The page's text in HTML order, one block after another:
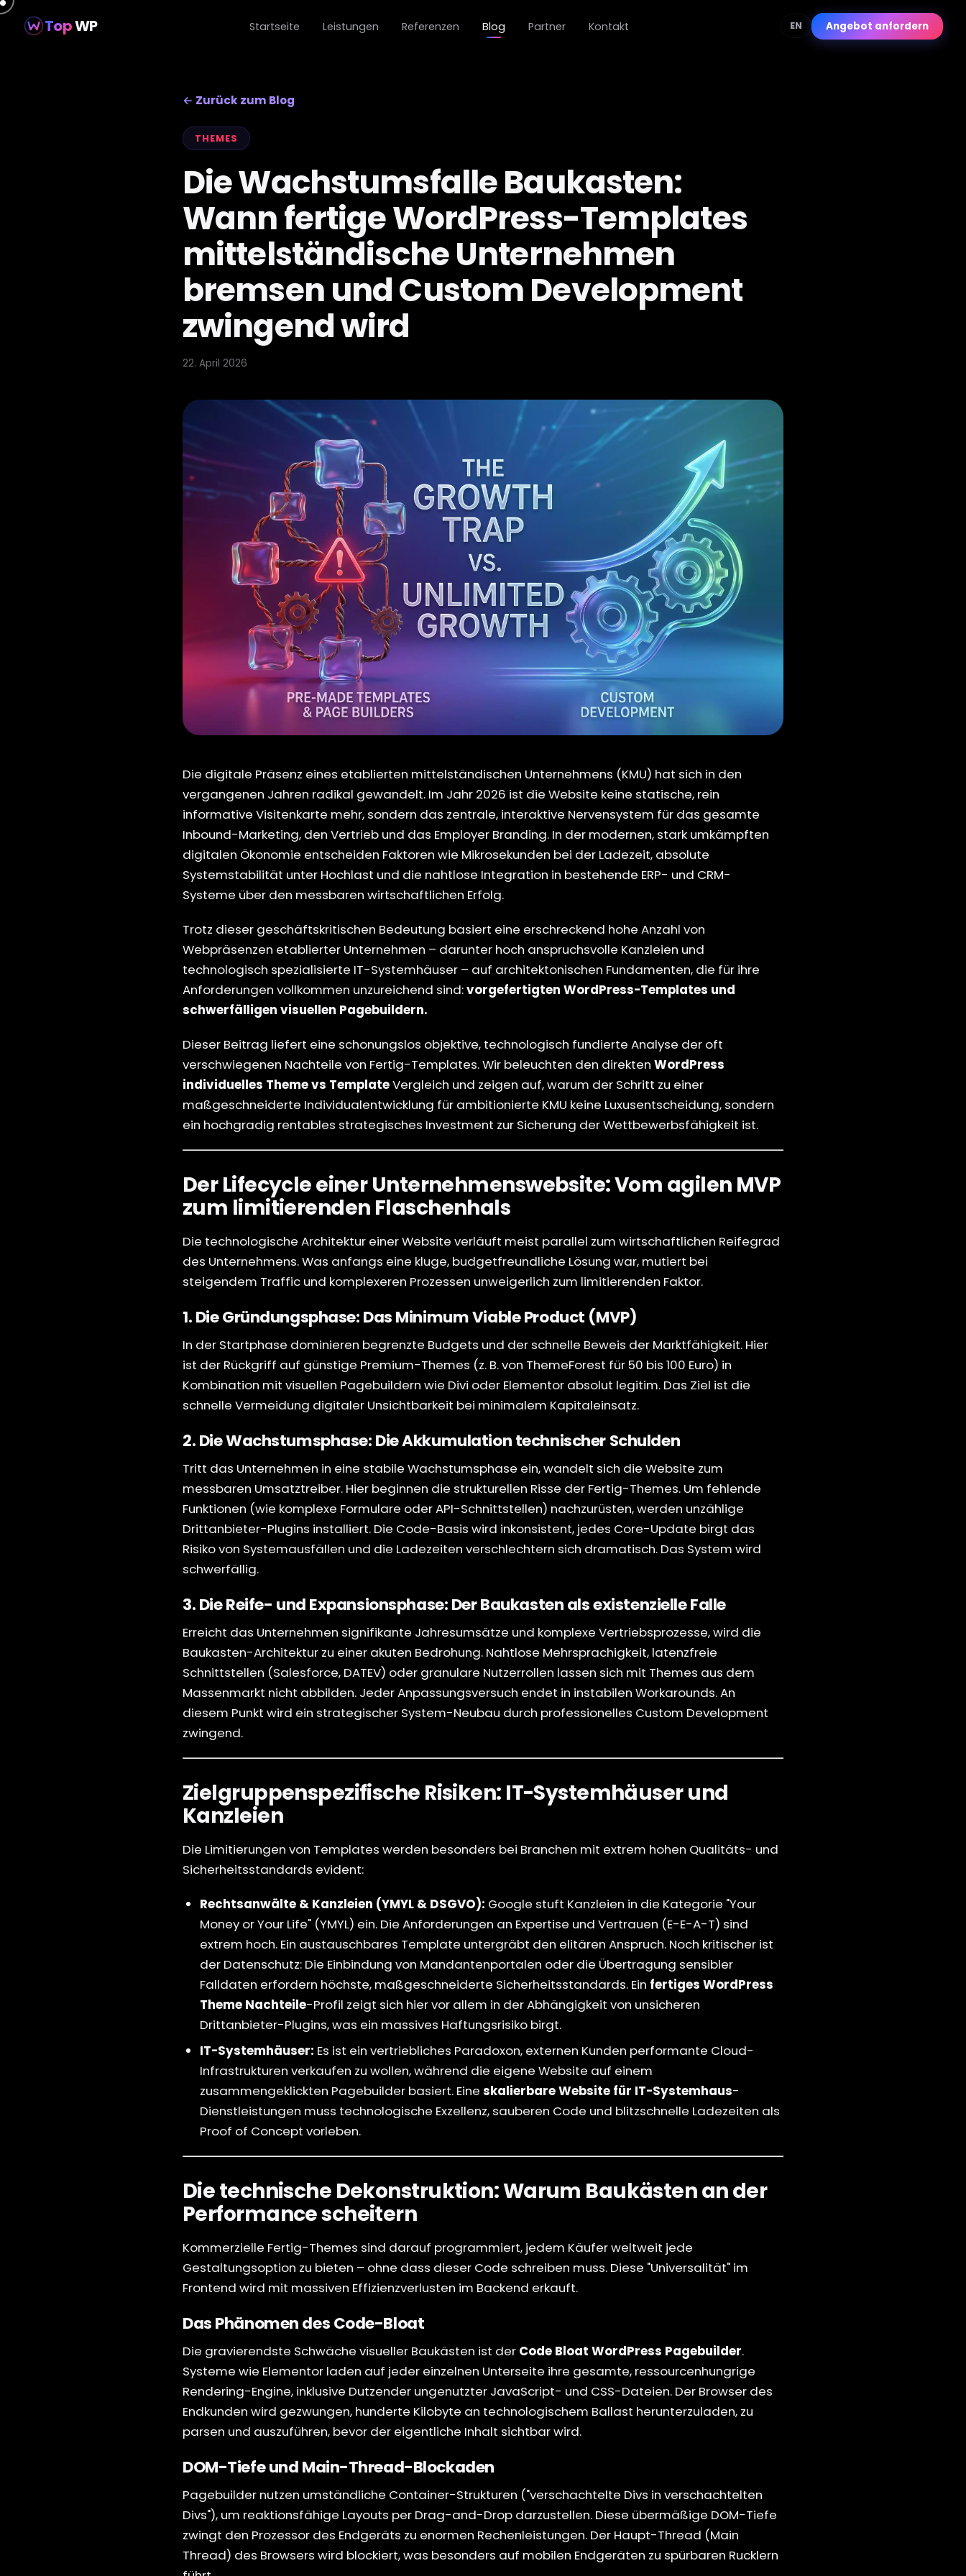
TopWP Startseite Leistungen Referenzen Blog Partner Kontakt EN Angebot anfordern
← Zurück zum Blog
THEMES
Die Wachstumsfalle Baukasten:
Wann fertige WordPress-Templates
mittelständische Unternehmen
bremsen und Custom Development
zwingend wird
22. April 2026
Die digitale Präsenz eines etablierten mittelständischen Unternehmens (KMU) hat sich in den
vergangenen Jahren radikal gewandelt. Im Jahr 2026 ist die Website keine statische, rein
informative Visitenkarte mehr, sondern das zentrale, interaktive Nervensystem für das gesamte
Inbound-Marketing, den Vertrieb und das Employer Branding. In der modernen, stark umkämpften
digitalen Ökonomie entscheiden Faktoren wie Mikrosekunden bei der Ladezeit, absolute
Systemstabilität unter Hochlast und die nahtlose Integration in bestehende ERP- und CRM-
Systeme über den messbaren wirtschaftlichen Erfolg.
Trotz dieser geschäftskritischen Bedeutung basiert eine erschreckend hohe Anzahl von
Webpräsenzen etablierter Unternehmen – darunter hoch anspruchsvolle Kanzleien und
technologisch spezialisierte IT-Systemhäuser – auf architektonischen Fundamenten, die für ihre
Anforderungen vollkommen unzureichend sind:vorgefertigten WordPress-Templates und
schwerfälligen visuellen Pagebuildern.
Dieser Beitrag liefert eine schonungslos objektive, technologisch fundierte Analyse der oft
verschwiegenen Nachteile von Fertig-Templates. Wir beleuchten den direkten WordPress
individuelles Theme vs TemplateVergleich und zeigen auf, warum der Schritt zu einer
maßgeschneiderte Individualentwicklung für ambitionierte KMU keine Luxusentscheidung, sondern
ein hochgradig rentables strategisches Investment zur Sicherung der Wettbewerbsfähigkeit ist.
Der Lifecycle einer Unternehmenswebsite: Vom agilen MVP
zum limitierenden Flaschenhals
Die technologische Architektur einer Website verläuft meist parallel zum wirtschaftlichen Reifegrad
des Unternehmens. Was anfangs eine kluge, budgetfreundliche Lösung war, mutiert bei
steigendem Traffic und komplexeren Prozessen unweigerlich zum limitierenden Faktor.
1. Die Gründungsphase: Das Minimum Viable Product (MVP)
In der Startphase dominieren begrenzte Budgets und der schnelle Beweis der Marktfähigkeit. Hier
ist der Rückgriff auf günstige Premium-Themes (z. B. von ThemeForest für 50 bis 100 Euro) in
Kombination mit visuellen Pagebuildern wie Divi oder Elementor absolut legitim. Das Ziel ist die
schnelle Vermeidung digitaler Unsichtbarkeit bei minimalem Kapitaleinsatz.
2. Die Wachstumsphase: Die Akkumulation technischer Schulden
Tritt das Unternehmen in eine stabile Wachstumsphase ein, wandelt sich die Website zum
messbaren Umsatztreiber. Hier beginnen die strukturellen Risse der Fertig-Themes. Um fehlende
Funktionen (wie komplexe Formulare oder API-Schnittstellen) nachzurüsten, werden unzählige
Drittanbieter-Plugins installiert. Die Code-Basis wird inkonsistent, jedes Core-Update birgt das
Risiko von Systemausfällen und die Ladezeiten verschlechtern sich dramatisch. Das System wird
schwerfällig.
3. Die Reife- und Expansionsphase: Der Baukasten als existenzielle Falle
Erreicht das Unternehmen signifikante Jahresumsätze und komplexe Vertriebsprozesse, wird die
Baukasten-Architektur zu einer akuten Bedrohung. Nahtlose Mehrsprachigkeit, latenzfreie
Schnittstellen (Salesforce, DATEV) oder granulare Nutzerrollen lassen sich mit Themes aus dem
Massenmarkt nicht abbilden. Jeder Anpassungsversuch endet in instabilen Workarounds. An
diesem Punkt wird ein strategischer System-Neubau durch professionelles Custom Development
zwingend.
Zielgruppenspezifische Risiken: IT-Systemhäuser und
Kanzleien
Die Limitierungen von Templates werden besonders bei Branchen mit extrem hohen Qualitäts- und
Sicherheitsstandards evident:
Rechtsanwälte & Kanzleien (YMYL & DSGVO): Google stuft Kanzleien in die Kategorie "Your
Money or Your Life" (YMYL) ein. Die Anforderungen an Expertise und Vertrauen (E-E-A-T) sind
extrem hoch. Ein austauschbares Template untergräbt den elitären Anspruch. Noch kritischer ist
der Datenschutz: Die Einbindung von Mandantenportalen oder die Übertragung sensibler
Falldaten erfordern höchste, maßgeschneiderte Sicherheitsstandards. Ein fertiges WordPress
Theme Nachteile-Profil zeigt sich hier vor allem in der Abhängigkeit von unsicheren
Drittanbieter-Plugins, was ein massives Haftungsrisiko birgt.
IT-Systemhäuser: Es ist ein vertriebliches Paradoxon, externen Kunden performante Cloud-
Infrastrukturen verkaufen zu wollen, während die eigene Website auf einem
zusammengeklickten Pagebuilder basiert. Eine skalierbare Website für IT-Systemhaus-
Dienstleistungen muss technologische Exzellenz, sauberen Code und blitzschnelle Ladezeiten als
Proof of Concept vorleben.
Die technische Dekonstruktion: Warum Baukästen an der
Performance scheitern
Kommerzielle Fertig-Themes sind darauf programmiert, jedem Käufer weltweit jede
Gestaltungsoption zu bieten – ohne dass dieser Code schreiben muss. Diese "Universalität" im
Frontend wird mit massiven Effizienzverlusten im Backend erkauft.
Das Phänomen des Code-Bloat
Die gravierendste Schwäche visueller Baukästen ist der Code Bloat WordPress Pagebuilder.
Systeme wie Elementor laden auf jeder einzelnen Unterseite ihre gesamte, ressourcenhungrige
Rendering-Engine, inklusive Dutzender ungenutzter JavaScript- und CSS-Dateien. Der Browser des
Endkunden wird gezwungen, hunderte Kilobyte an technologischem Ballast herunterzuladen, zu
parsen und auszuführen, bevor der eigentliche Inhalt sichtbar wird.
DOM-Tiefe und Main-Thread-Blockaden
Pagebuilder nutzen umständliche Container-Strukturen ("verschachtelte Divs in verschachtelten
Divs"), um reaktionsfähige Layouts per Drag-and-Drop darzustellen. Diese übermäßige DOM-Tiefe
zwingt den Prozessor des Endgeräts zu enormen Rechenleistungen. Der Haupt-Thread (Main
Thread) des Browsers wird blockiert, was besonders auf mobilen Endgeräten zu spürbaren Rucklern